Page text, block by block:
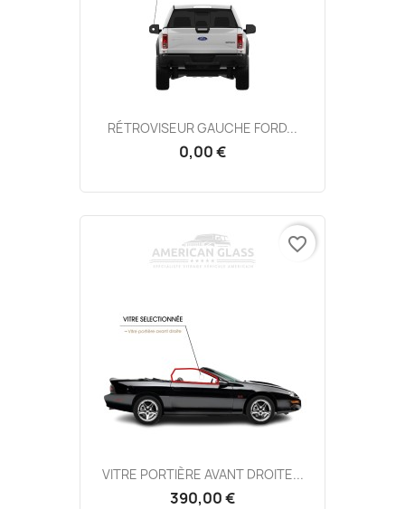
RÉTROVISEUR GAUCHE FORD...
0,00 €
VITRE PORTIÈRE AVANT DROITE...
390,00 €
favorite_border